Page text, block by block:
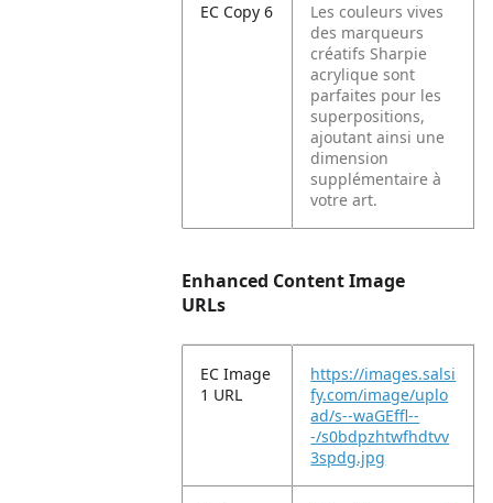
EC Copy 6
Les couleurs vives
des marqueurs
créatifs Sharpie
acrylique sont
parfaites pour les
superpositions,
ajoutant ainsi une
dimension
supplémentaire à
votre art.
Enhanced Content Image
URLs
EC Image
1 URL
https://images.salsi
fy.com/image/uplo
ad/s--waGEffl--
-/s0bdpzhtwfhdtvv
3spdg.jpg